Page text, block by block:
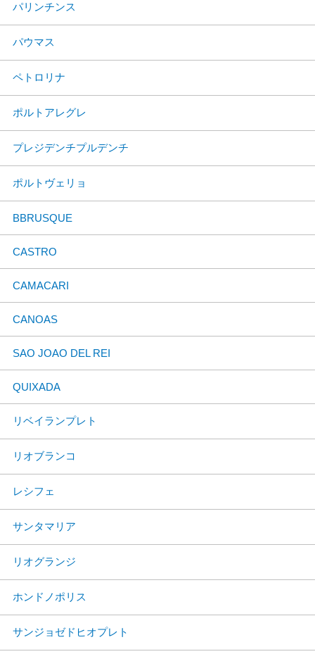
パリンチンス
パウマス
ペトロリナ
ポルトアレグレ
プレジデンチプルデンチ
ポルトヴェリョ
BBRUSQUE
CASTRO
CAMACARI
CANOAS
SAO JOAO DEL REI
QUIXADA
リベイランプレト
リオブランコ
レシフェ
サンタマリア
リオグランジ
ホンドノポリス
サンジョゼドヒオプレト